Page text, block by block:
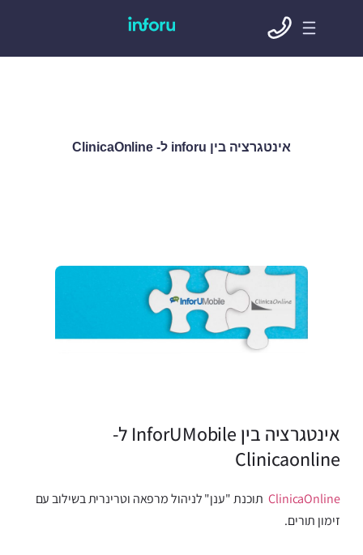
אינטגרציה בין inforu ל- ClinicaOnline
אינטגרציה בין InforUMobile ל-
Clinicaonline
ClinicaOnline תוכנת "ענן" לניהול מרפאה וטרינרית בשילוב עם
זימון תורים.